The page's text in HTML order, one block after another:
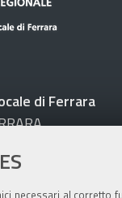
necessari al corretto
di Ferrara